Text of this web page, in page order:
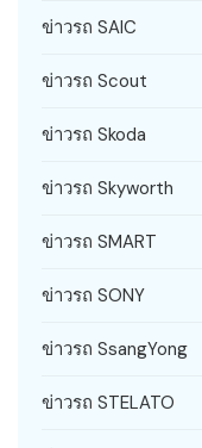
ข่าวรถ SAIC
ข่าวรถ Scout
ข่าวรถ Skoda
ข่าวรถ Skyworth
ข่าวรถ SMART
ข่าวรถ SONY
ข่าวรถ SsangYong
ข่าวรถ STELATO